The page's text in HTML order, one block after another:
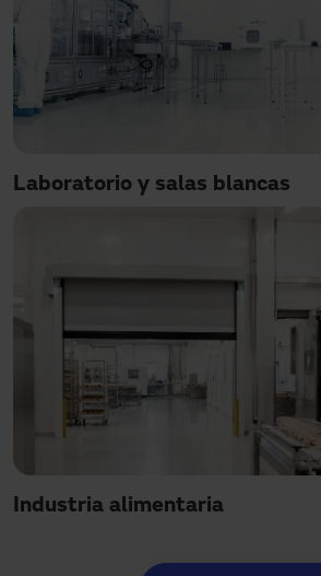
Laboratorio y salas blancas
Industria alimentaria